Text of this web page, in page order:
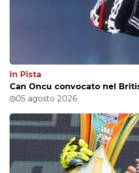
In Pista
Can Oncu convocato nel
05 agosto 2026